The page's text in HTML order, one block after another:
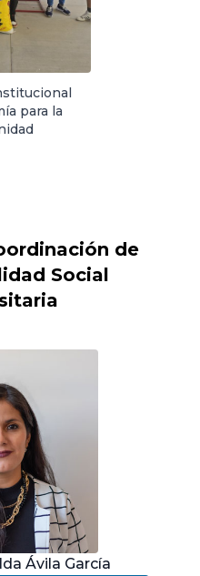
para la
de
Social
Ávila García